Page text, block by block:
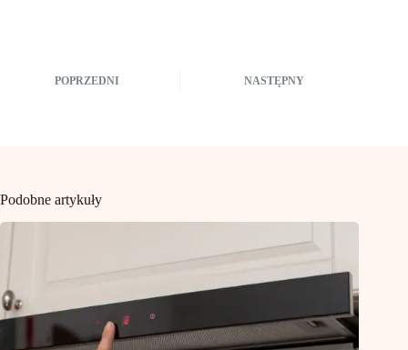
POPRZEDNI NASTĘPNY
Podobne artykuły